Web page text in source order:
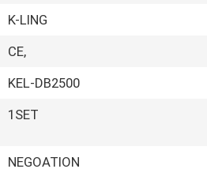
K-LING
CE,
KEL-DB2500
1SET
NEGOATION